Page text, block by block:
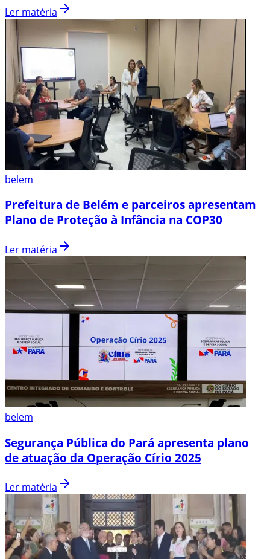
Ler matéria
belem
Prefeitura de Belém e parceiros apresentam
Plano de Proteção à Infância na COP30
Ler matéria
belem
Segurança Pública do Pará apresenta plano
de atuação da Operação Círio 2025
Ler matéria